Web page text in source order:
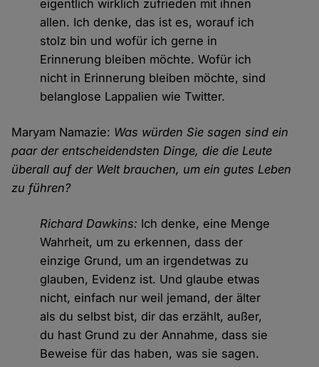
eigentlich wirklich zufrieden mit ihnen
allen. Ich denke, das ist es, worauf ich
stolz bin und wofür ich gerne in
Erinnerung bleiben möchte. Wofür ich
nicht in Erinnerung bleiben möchte, sind
belanglose Lappalien wie Twitter.
Maryam Namazie: Was würden Sie sagen sind ein
paar der entscheidendsten Dinge, die die Leute
überall auf der Welt brauchen, um ein gutes Leben
zu führen?
Richard Dawkins: Ich denke, eine Menge
Wahrheit, um zu erkennen, dass der
einzige Grund, um an irgendetwas zu
glauben, Evidenz ist. Und glaube etwas
nicht, einfach nur weil jemand, der älter
als du selbst bist, dir das erzählt, außer,
du hast Grund zu der Annahme, dass sie
Beweise für das haben, was sie sagen.